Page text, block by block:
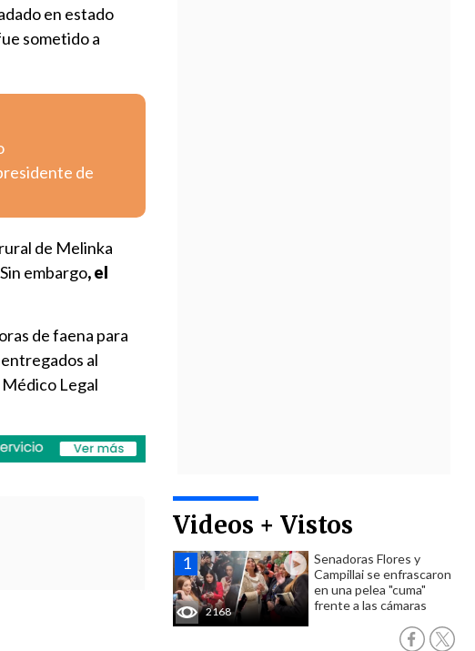
Videos + Vistos
2168
Senadoras Flores y
Campillai se enfrascaron
en una pelea "cuma"
frente a las cámaras
en estado
sometido a
de
de Melinka
embargo, el
de faena para
al
Legal